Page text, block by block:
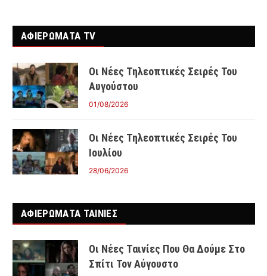
ΑΦΙΕΡΩΜΑΤΑ TV
Οι Νέες Τηλεοπτικές Σειρές Του
Αυγούστου
01/08/2026
Οι Νέες Τηλεοπτικές Σειρές Του
Ιουλίου
28/06/2026
ΑΦΙΕΡΩΜΑΤΑ ΤΑΙΝΊΕΣ
Οι Νέες Ταινίες Που Θα Δούμε Στο
Σπίτι Τον Αύγουστο